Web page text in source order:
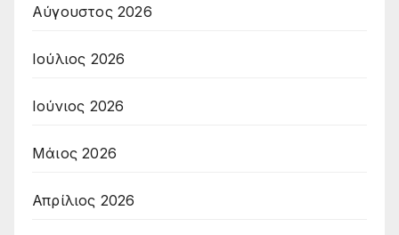
Αύγουστος 2026
Ιούλιος 2026
Ιούνιος 2026
Μάιος 2026
Απρίλιος 2026